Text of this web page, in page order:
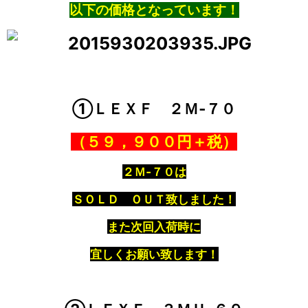
以下の価格となっています！
①ＬＥＸＦ ２Ｍ‐７０
（５９，９００円＋税）
２Ｍ‐７０は
ＳＯＬＤ ＯＵＴ致しました！
また次回入荷時に
宜しくお願い致します！